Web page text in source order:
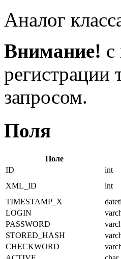
Аналог
Внимание! с
регистрации
запросом.
Поля
Поле
ID
int
XML_ID
int
TIMESTAMP_X
LOGIN
PASSWORD
STORED_HASH
CHECKWORD